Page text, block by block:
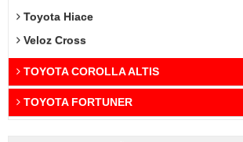
Toyota Hiace
Veloz Cross
TOYOTA COROLLA ALTIS
TOYOTA FORTUNER